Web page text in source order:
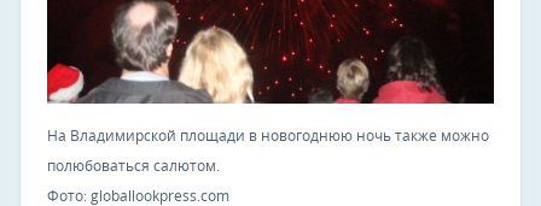
На Владимирской площади в новогоднюю ночь также можно
полюбоваться салютом.
Фото: globallookpress.com